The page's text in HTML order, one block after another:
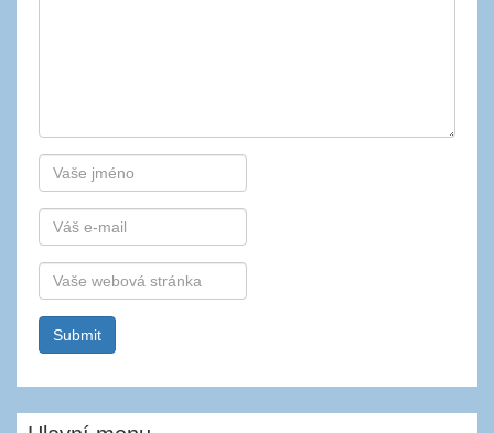
Autor
E-
mail
Webová
stránka